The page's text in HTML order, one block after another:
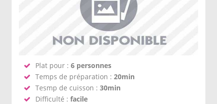
Plat pour : 6 personnes
Temps de préparation : 20min
Tesmp de cuisson : 30min
Difficulté : facile